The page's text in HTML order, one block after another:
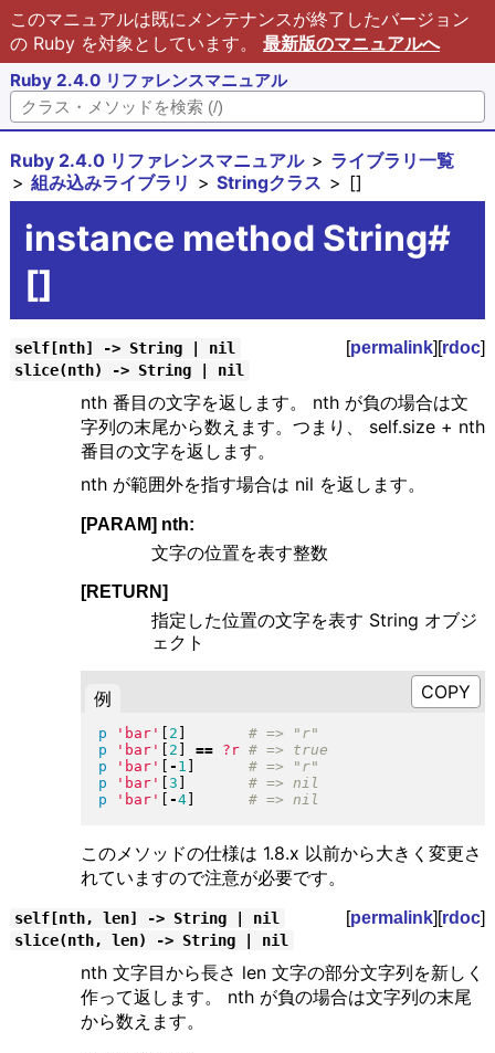
このマニュアルは既にメンテナンスが終了したバージョン
の Ruby を対象としています。 最新版のマニュアルへ
Ruby 2.4.0 リファレンスマニュアル
Ruby 2.4.0 リファレンスマニュアル
ライブラリ一覧
組み込みライブラリ
Stringクラス []
instance method String#
[]
self[nth] -> String | nil [permalink][rdoc]
slice(nth) -> String | nil
nth 番目の文字を返します。 nth が負の場合は文
字列の末尾から数えます。つまり、 self.size + nth
番目の文字を返します。
nth が範囲外を指す場合は nil を返します。
[PARAM] nth:
文字の位置を表す整数
[RETURN]
指定した位置の文字を表す String オブジ
ェクト
例
p 'bar' 2
p
'bar' 2 == ?r
p
'bar' - 1
p
'bar' 3
p
'bar' -4]
このメソッドの仕様は 1.8.x 以前から大きく変更さ
れていますので注意が必要です。
self[nth, len] -> String | nil [permalink][rdoc]
slice(nth, len) -> String | nil
nth 文字目から長さ len 文字の部分文字列を新しく
作って返します。 nth が負の場合は文字列の末尾
から数えます。